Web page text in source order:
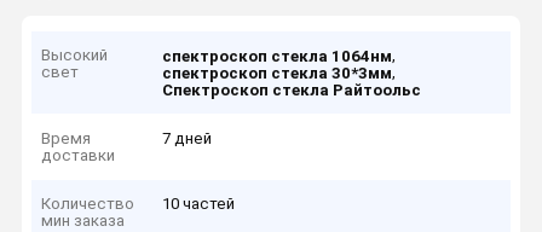
Высокий
свет
спектроскоп стекла 1064нм,
спектроскоп стекла 30*3мм,
Спектроскоп стекла Райтоольс
Время
доставки
7 дней
Количество
мин заказа
10 частей